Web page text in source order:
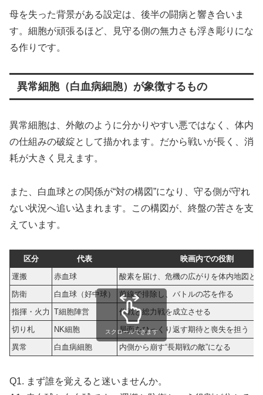
母を失った背景がある設定は、後半の闘病と響き合いま
す。細胞が頑張るほど、見守る側の無力さも浮き彫りにな
る作りです。
異常細胞（白血病細胞）が象徴するもの
異常細胞は、外敵のように分かりやすい悪ではなく、体内
の仕組みの破綻として描かれます。だから戦いが長く、消
耗が大きく見えます。
また、白血球との関係が“対の構図”になり、守る側が守れ
ない状況へ追い込まれます。この構図が、終盤の苦さを支
えています。
区分 代表
映画内での役割
運搬
赤血球
酸素を届け、危機の広がりを体内地図と
防衛
白血球（好中球）
前線で排除し、バトルの芯を作る
指揮・火力 T細胞陣営
作戦と総力戦を成立させる
切り札
NK細胞
局面をひっくり返す期待と喪失を担う
異常
白血病細胞 内側から崩す“長期戦の敵”になる
スクロールできます
Q1. まず誰を覚えると迷いませんか。